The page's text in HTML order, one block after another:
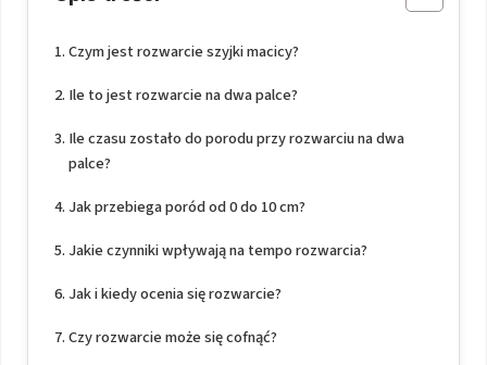
Czym jest rozwarcie szyjki macicy?
Ile to jest rozwarcie na dwa palce?
Ile czasu zostało do porodu przy rozwarciu na dwa
palce?
Jak przebiega poród od 0 do 10 cm?
Jakie czynniki wpływają na tempo rozwarcia?
Jak i kiedy ocenia się rozwarcie?
Czy rozwarcie może się cofnąć?